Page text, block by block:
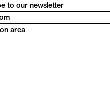
to our newsletter
area